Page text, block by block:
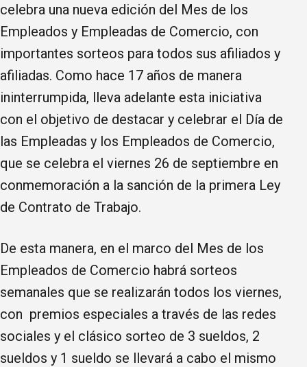
celebra una nueva edición del Mes de los
Empleados y Empleadas de Comercio, con
importantes sorteos para todos sus afiliados y
afiliadas. Como hace 17 años de manera
ininterrumpida, lleva adelante esta iniciativa
con el objetivo de destacar y celebrar el Día de
las Empleadas y los Empleados de Comercio,
que se celebra el viernes 26 de septiembre en
conmemoración a la sanción de la primera Ley
de Contrato de Trabajo.
De esta manera, en el marco del Mes de los
Empleados de Comercio habrá sorteos
semanales que se realizarán todos los viernes,
con premios especiales a través de las redes
sociales y el clásico sorteo de 3 sueldos, 2
sueldos y 1 sueldo se llevará a cabo el mismo